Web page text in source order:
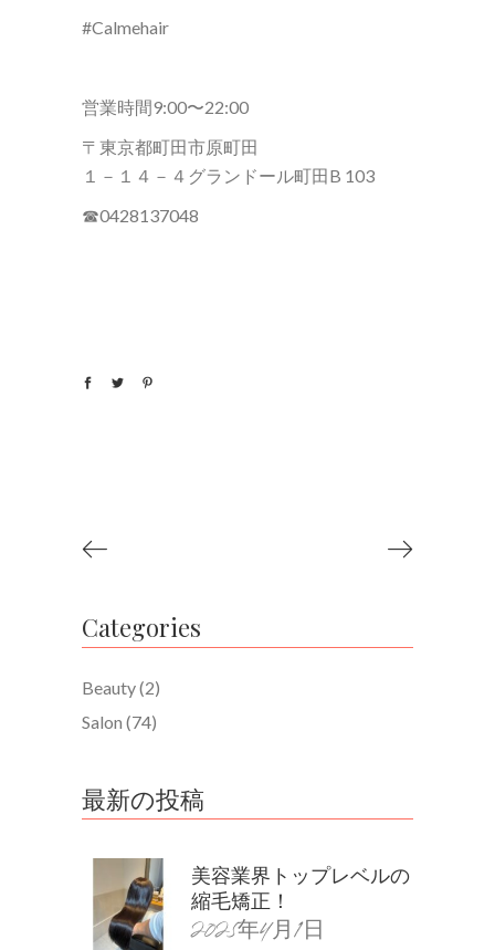
#Calmehair
営業時間9:00〜22:00
〒東京都町田市原町田
１－１４－４グランドール町田B 103
☎︎0428137048
Categories
Beauty(2)
Salon (74)
最新の投稿
美容業界トップレベルの
縮毛矯正！
2025年4月1日